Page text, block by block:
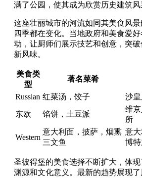
满了公园，使其成为欣赏历史建筑风
这座壮丽城市的河流如同其美食风
四季都在变化。当地政府和美食爱
动，让厨师们展示技艺和创意，突破
新风味。
美食类
型
著名菜肴
Russian 红菜汤，饺子 沙
东欧 馅饼，土豆派
维
所
Western
意大利面，披萨，烟熏
三文鱼
意
博
圣彼得堡的美食选择不断扩大，体
渊源和文化意义。最新的趋势展现